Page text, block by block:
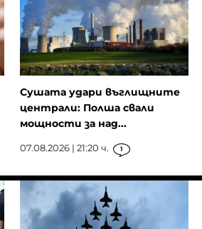
Сушата удари въглищните
централи: Полша свали
мощности за над...
07.08.2026 | 21:20 ч. 1